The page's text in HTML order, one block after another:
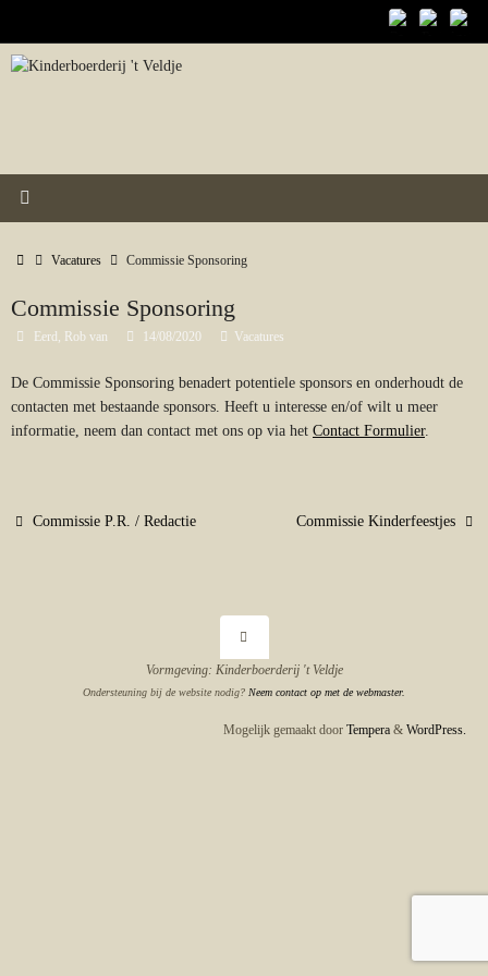
de
HomeVacatures Commissie Sponsoring
Commissie Sponsoring
Eerd, Rob van 14/08/2020 Vacatures
De Commissie Sponsoring benadert potentiele sponsors en onderhoudt de
contacten met bestaande sponsors. Heeft u interesse en/of wilt u meer
informatie, neem dan contact met ons op via het Contact Formulier.
Commissie P.R. / Redactie Commissie Kinderfeestjes
Vormgeving: Kinderboerderij 't Veldje
Ondersteuning bij de website nodig? Neem contact op met de webmaster.
Mogelijk gemaakt door Tempera & WordPress.